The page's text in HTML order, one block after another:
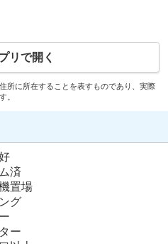
リで開く
所に所在することを表すものであり、実際
。
済
置場
グ
ー